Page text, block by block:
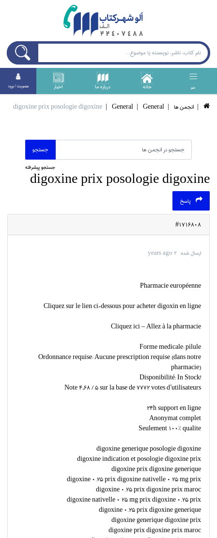
منو خانه درباره ما اخبار عضويت / ورود
انجمن ها General
General
digoxine prix posologie digoxine
جستجو پیشرفته
digoxine prix posologie digoxine
پاسخ
#1716808
ارسال شده: ۲ years ago
Pharmacie européenne
Cliquez sur le lien ci-dessous pour acheter digoxin en ligne
Cliquez ici – Allez à la pharmacie
Forme medicale: pilule
Ordonnance requise: Aucune prescription requise (dans notre
pharmacie)
Disponibilité: In Stock!
Note 4,68 / 5 sur la base de 7772 votes d’utilisateurs
24h support en ligne
Anonymat complet
Seulement 100% qualite
digoxine generique posologie digoxine
digoxine indication et posologie digoxine prix
digoxine prix digoxine generique
digoxine 0.25 prix digoxine nativelle 0 25 mg prix
digoxine 0.25 prix digoxine prix maroc
digoxine nativelle 0 25 mg prix digoxine 0.25 prix
digoxine 0.25 prix digoxine generique
digoxine generique digoxine prix
digoxine prix digoxine prix maroc